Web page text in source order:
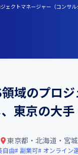
クトマネージャー（コン
域のプロ
東京の大
東京都・北海道・宮
自由 副業可 オンライン